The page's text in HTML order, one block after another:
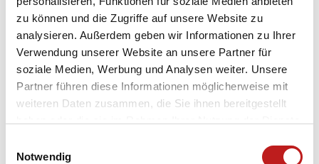
zu können und die Zugriffe auf unsere Website zu
analysieren. Außerdem geben wir Informationen zu Ihrer
Verwendung unserer Website an unsere Partner für
soziale Medien, Werbung und Analysen weiter. Unsere
Partner führen diese Informationen möglicherweise mit
weiteren Daten zusammen, die Sie ihnen bereitgestellt
Datenschutz
Notwendig
Unternehmen
Produkte
Lösungen
Service
Rechtliches